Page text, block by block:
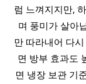
럼 느껴지지만,
며 풍미가 살아
만 따라내어 다
면 방부 효과도
면 냉장 보관 기